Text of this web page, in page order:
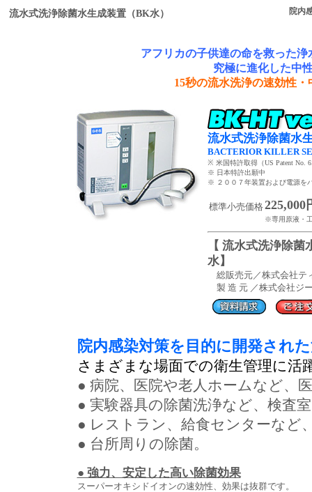
流水式洗浄除菌水生成装置（BK水） 院内
アフリカの子供達の命を救った
究極に進化した中
15秒の流水洗浄の速効性
流水式洗浄除菌水
BACTERIOR KILLER
※ 米国特許取得（US Patent No.
※ 日本特許出願中
※ ２００７年装置および電源を
標準小売価格225,000
※専用原液・
【 流水式洗浄除
水】
総販売元／株式会社テ
製 造 元 ／株式会社ジ
院内感染対策を目的に開発され
さまざまな場面での衛生管理に活
● 病院、医院や老人ホームなど、
● 実験器具の除菌洗浄など、検査
● レストラン、給食センターなど
● 台所周りの除菌。
● 強力、安定した高い除菌効果
スーパーオキシドイオンの速効性、効果は抜群です。